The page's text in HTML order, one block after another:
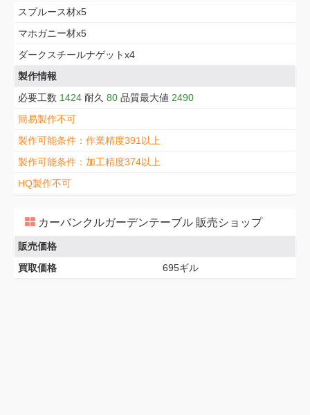
スプルース材x5
マホガニー材x5
ダークスチールナゲットx4
製作情報
必要工数 1424 耐久 80 品質最大値 2490
簡易製作不可
製作可能条件：作業精度391以上
製作可能条件：加工精度374以上
HQ製作不可
カーバンクルガーデンテーブル 販売ショップ
販売価格
買取価格
695ギル